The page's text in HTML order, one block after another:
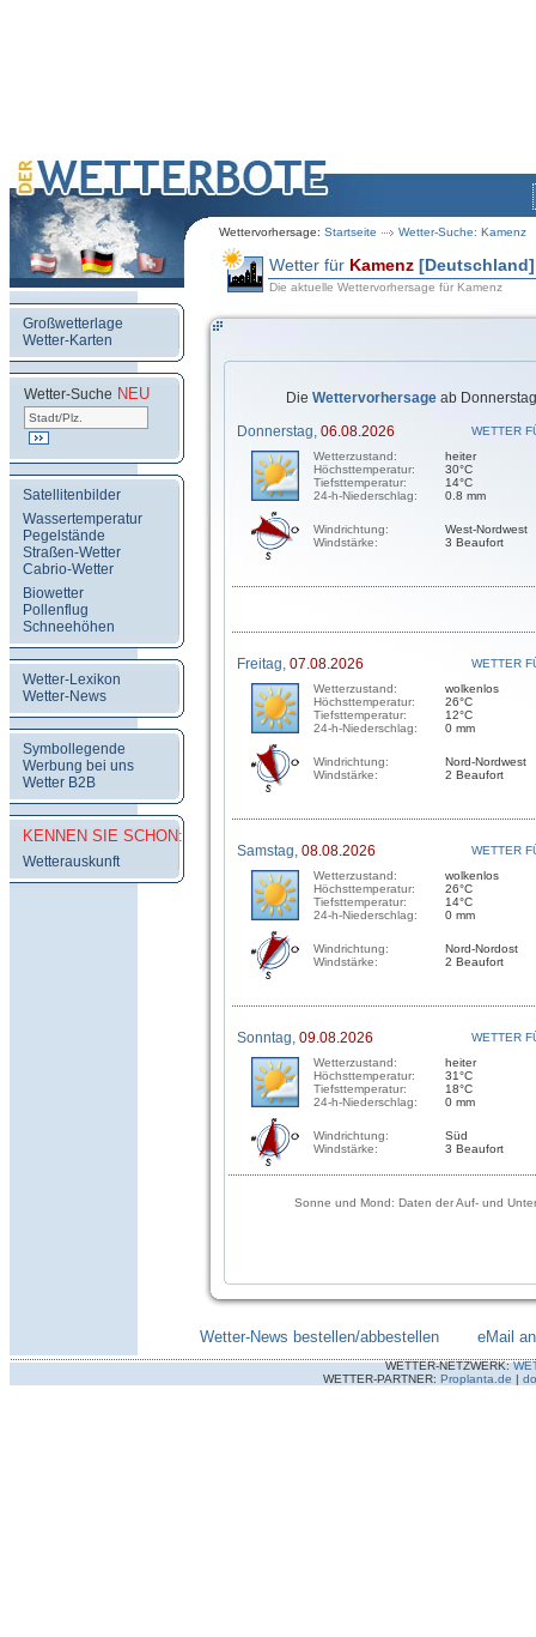
Wettervorhersage: Startseite Wetter-Suche: Kamenz
Großwetterlage
Wetter-Karten
Wetter-Suche NEU
Satellitenbilder
Wassertemperatur
Pegelstände
Straßen-Wetter
Cabrio-Wetter
Biowetter
Pollenflug
Schneehöhen
Wetter-Lexikon
Wetter-News
Symbollegende
Werbung bei uns
Wetter B2B
KENNEN SIE SCHON:
Wetterauskunft
Wetter für Kamenz [Deutschland]
Die aktuelle Wettervorhersage für Kamenz
Die Wettervorhersage ab
Donnerstag, 06.08.2026
WETTER
Wetterzustand:
Höchsttemperatur:
Tiefsttemperatur:
24-h-Niederschlag:
heiter
30°C
14°C
0.8 mm
Windrichtung:
Windstärke:
West-Nordwest
3 Beaufort
Freitag, 07.08.2026
WETTER
Wetterzustand:
Höchsttemperatur:
Tiefsttemperatur:
24-h-Niederschlag:
wolkenlos
26°C
12°C
0 mm
Windrichtung:
Windstärke:
Nord-Nordwest
2 Beaufort
Samstag, 08.08.2026
WETTER
Wetterzustand:
Höchsttemperatur:
Tiefsttemperatur:
24-h-Niederschlag:
wolkenlos
26°C
14°C
0 mm
Windrichtung:
Windstärke:
Nord-Nordost
2 Beaufort
Sonntag, 09.08.2026
WETTER
Wetterzustand:
Höchsttemperatur:
Tiefsttemperatur:
24-h-Niederschlag:
heiter
31°C
18°C
0 mm
Windrichtung:
Windstärke:
Süd
3 Beaufort
Sonne und Mond: Daten der Auf- und
Wetter-News bestellen/abbestellen eMail
WETTER-NETZWERK:
WETTER-PARTNER: Proplanta.de |